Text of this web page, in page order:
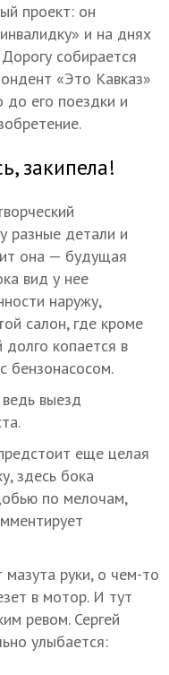
проект: он
и на днях
собирается
«Это Кавказ»
до его поездки и
закипела!
разные детали и
она — будущая
вид у нее
наружу,
салон, где кроме
долго копается в
бензонасосом.
выезд
еще целая
здесь бока
по мелочам,
руки, о чем-то
в мотор. И тут
ревом. Сергей
улыбается: